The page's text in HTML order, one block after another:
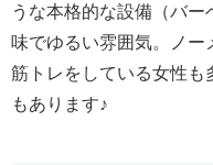
うな本格的な設備（バ
味でゆるい雰囲気。ノー
筋トレをしている女性も
もあります♪